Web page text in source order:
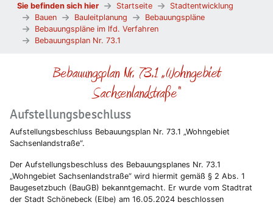
Sie befinden sich hier Startseite
Stadtentwicklung
Bauen
Bauleitplanung
Bebauungspläne
Bebauungspläne im lfd. Verfahren
Bebauungsplan Nr. 73.1
Bebauungsplan Nr. 73.1 „Wohngebiet
Sachsenlandstraße“
Aufstellungsbeschluss
Aufstellungsbeschluss Bebauungsplan Nr. 73.1 „Wohngebiet
Sachsenlandstraße“.
Der Aufstellungsbeschluss des Bebauungsplanes Nr. 73.1
„Wohngebiet Sachsenlandstraße“ wird hiermit gemäß § 2 Abs. 1
Baugesetzbuch (BauGB) bekanntgemacht. Er wurde vom Stadtrat
der Stadt Schönebeck (Elbe) am 16.05.2024 beschlossen